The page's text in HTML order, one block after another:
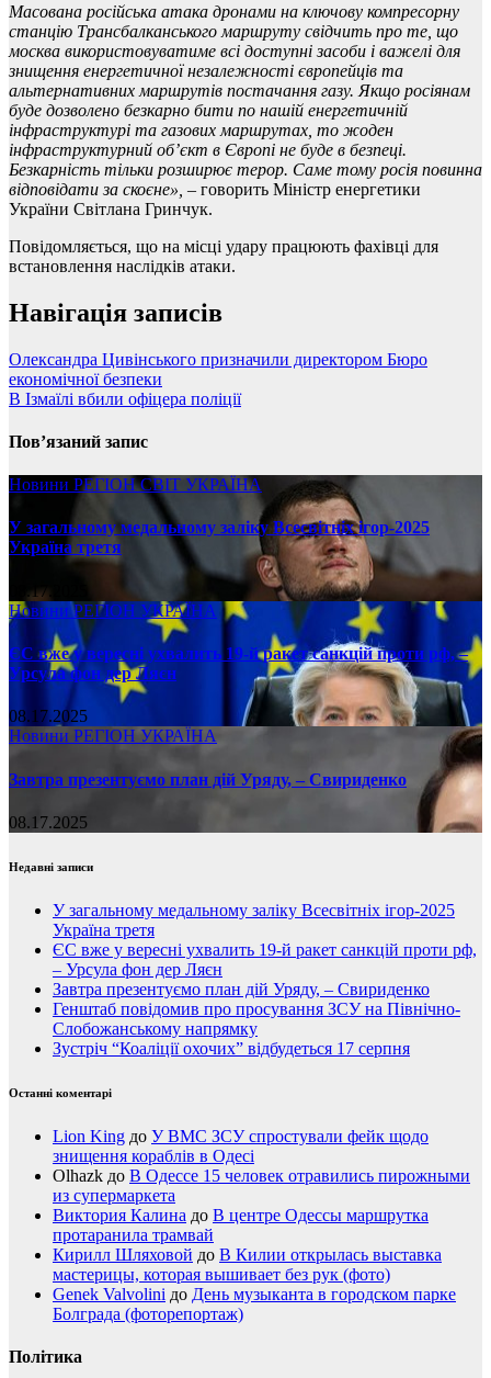
Масована російська атака дронами на ключову компресорну
станцію Трансбалканського маршруту свідчить про те, що
москва використовуватиме всі доступні засоби і важелі для
знищення енергетичної незалежності європейців та
альтернативних маршрутів постачання газу. Якщо росіянам
буде дозволено безкарно бити по нашій енергетичній
інфраструктурі та газових маршрутах, то жоден
інфраструктурний обʼєкт в Європі не буде в безпеці.
Безкарність тільки розширює терор. Саме тому росія повинна
відповідати за скоєне», – говорить Міністр енергетики
України Світлана Гринчук.
Повідомляється, що на місці удару працюють фахівці для
встановлення наслідків атаки.
Навігація записів
Олександра Цивінського призначили директором Бюро
економічної безпеки
В Ізмаїлі вбили офіцера поліції
Пов’язаний запис
Новини РЕГІОНСВІТ УКРАЇНА
У загальному медальному заліку Всесвітніх ігор-2025
Україна третя
08.17.2025
НовиниРЕГІОН УКРАЇНА
ЄС вже у вересні ухвалить 19-й ракет санкцій проти рф, –
Урсула фон дер Ляєн
08.17.2025
Новини РЕГІОН УКРАЇНА
Завтра презентуємо план дій Уряду, – Свириденко
08.17.2025
Недавні записи
У загальному медальному заліку Всесвітніх ігор-2025
Україна третя
ЄС вже у вересні ухвалить 19-й ракет санкцій проти рф,
– Урсула фон дер Ляєн
Завтра презентуємо план дій Уряду, – Свириденко
Генштаб повідомив про просування ЗСУ на Північно-
Слобожанському напрямку
Зустріч “Коаліції охочих” відбудеться 17 серпня
Останні коментарі
Lion King до У ВМС ЗСУ спростували фейк щодо
знищення кораблів в Одесі
Olhazk до В Одессе 15 человек отравились пирожными
из супермаркета
Виктория Калина до В центре Одессы маршрутка
протаранила трамвай
Кирилл Шляховой до В Килии открылась выставка
мастерицы, которая вышивает без рук (фото)
Genek Valvolini до День музыканта в городском парке
Болграда (фоторепортаж)
Політика